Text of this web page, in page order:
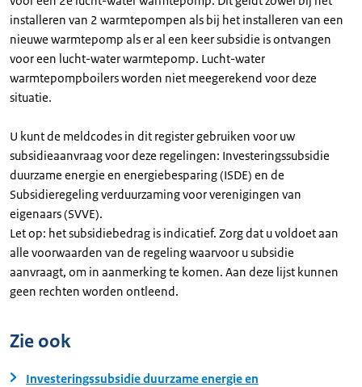
installeren van 2 warmtepompen als bij het installeren van een
nieuwe warmtepomp als er al een keer subsidie is ontvangen
voor een lucht-water warmtepomp. Lucht-water
warmtepompboilers worden niet meegerekend voor deze
situatie.
U kunt de meldcodes in dit register gebruiken voor uw
subsidieaanvraag voor deze regelingen: Investeringssubsidie
duurzame energie en energiebesparing (ISDE) en de
Subsidieregeling verduurzaming voor verenigingen van
eigenaars (SVVE).
Let op: het subsidiebedrag is indicatief. Zorg dat u voldoet aan
alle voorwaarden van de regeling waarvoor u subsidie
aanvraagt, om in aanmerking te komen. Aan deze lijst kunnen
geen rechten worden ontleend.
Zie ook
Investeringssubsidie duurzame energie en